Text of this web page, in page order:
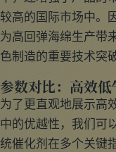
较高的国际市场中。
为高回弹海绵生产带
色制造的重要技术突破
参数对比：高效低
为了更直观地展示高
中的优越性，我们可
统催化剂在多个关键